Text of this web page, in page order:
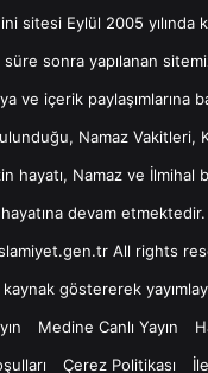
sitesi Eylül 2005 yılında
süre sonra yapılanan
ve içerik paylaşımlarına
Namaz Vakitleri,
hayatı, Namaz ve İlmihal
hayatına devam etmektedir.
All rights
göstererek
Medine Canlı Yayın
Çerez Politikası